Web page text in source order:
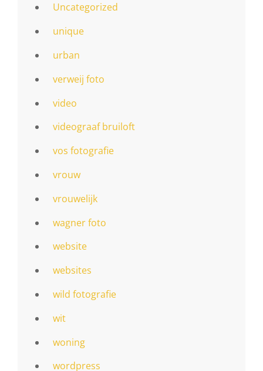
Uncategorized
unique
urban
verweij foto
video
videograaf bruiloft
vos fotografie
vrouw
vrouwelijk
wagner foto
website
websites
wild fotografie
wit
woning
wordpress